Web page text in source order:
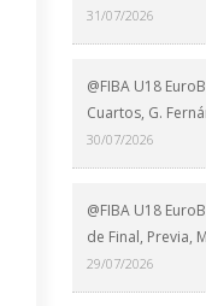
31/07/2026
@FIBA U18
Cuartos, G.
30/07/2026
@FIBA U18
de Final, Previa,
29/07/2026